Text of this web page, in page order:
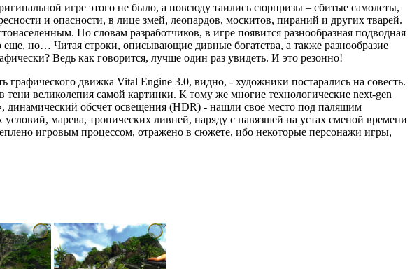
игре этого не было, а повсюду таились сюрпризы – сбитые самолеты,
и опасности, в лице змей, леопардов, москитов, пираний и других тварей.
По словам разработчиков, в игре появится разнообразная подводная
но… Читая строки, описывающие дивные богатства, а также разнообразие
Ведь как говорится, лучше один раз увидеть. И это резонно!
графического движка Vital Engine 3.0, видно, - художники постарались на совесть.
тени великолепия самой картинки. К тому же многие технологические next-gen
динамический обсчет освещения (HDR) - нашли свое место под палящим
марева, тропических ливней, наряду с навязшей на устах сменой времени
игровым процессом, отражено в сюжете, ибо некоторые персонажи игры,